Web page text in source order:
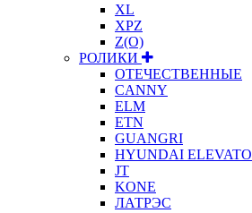
XL
XPZ
Z(О)
РОЛИКИ
ОТЕЧЕСТВЕННЫЕ
CANNY
ELM
ETN
GUANGRI
HYUNDAI
JT
KONE
ЛАТРЭС